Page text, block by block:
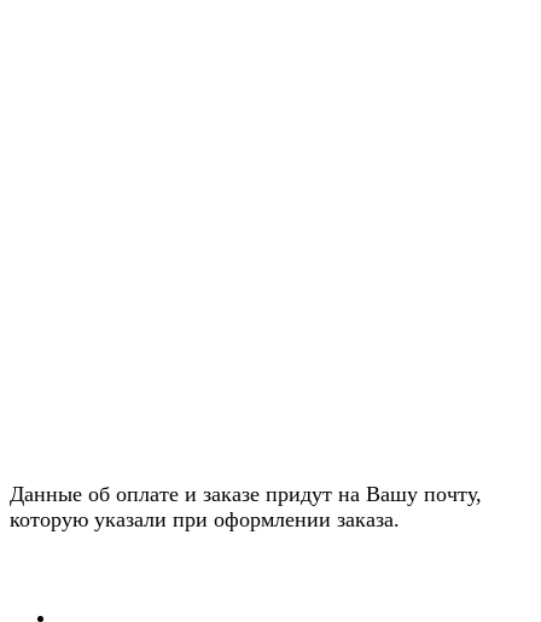
Данные об оплате и заказе придут на Вашу почту,
которую указали при оформлении заказа.